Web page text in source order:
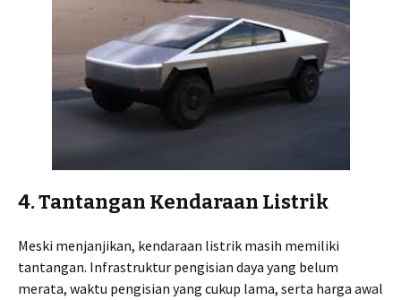
4. Tantangan Kendaraan Listrik
Meski menjanjikan, kendaraan listrik masih memiliki
tantangan. Infrastruktur pengisian daya yang belum
merata, waktu pengisian yang cukup lama, serta harga awal